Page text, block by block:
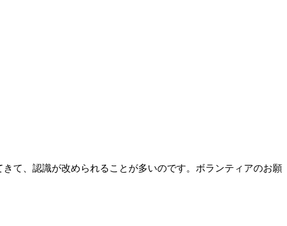
て、認識が改められることが多いのです。ボランティアのお願